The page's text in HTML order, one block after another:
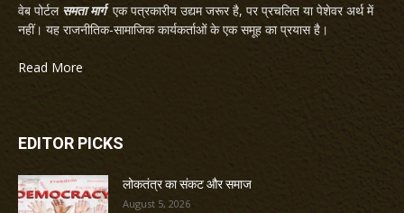
वेब पोर्टल समता मार्गएक पत्रकारीय उद्यम जरूर है, पर प्रचलित या पेशेवर अर्थ में
नहीं। यह राजनीतिक-सामाजिक कार्यकर्ताओं के एक समूह का प्रयास है।
Read More
EDITOR PICKS
लोकतंत्र का संकट और समाज
August 5, 2026